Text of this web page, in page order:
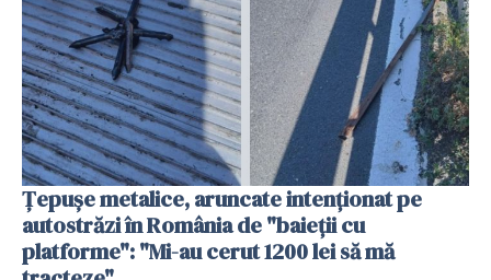
Țepușe metalice, aruncate intenționat pe
autostrăzi în România de "baieții cu
platforme": "Mi-au cerut 1200 lei să mă